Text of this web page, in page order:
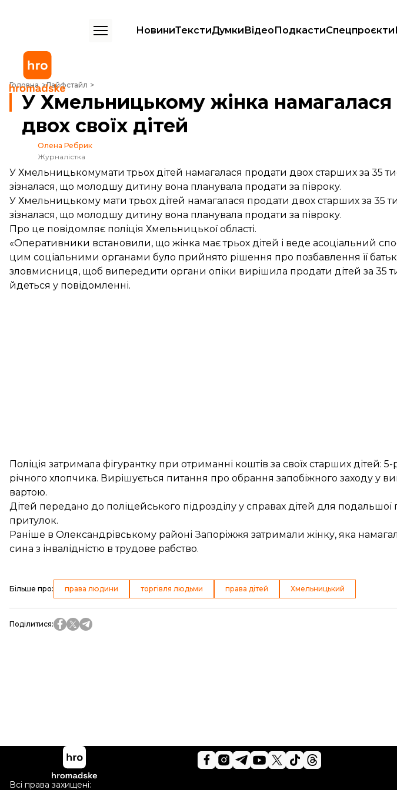
НовиниТекстиДумкиВідеоПодкастиСпецпроєкти
Головна Лайфстайл
У Хмельницькому жінка намагалася продати двох своїх дітей
У Хмельницькому жінка
двох своїх дітей
Олена Ребрик
Журналістка
У Хмельницькомумати трьох дітей намагалася продати двох старших за 35
зізналася, що молодшу дитину вона планувала продати за півроку.
У Хмельницькому мати трьох дітей намагалася продати двох старших за 35
зізналася, що молодшу дитину вона планувала продати за півроку.
Про це повідомляє поліція Хмельницької області.
«Оперативники встановили, що жінка має трьох дітей і веде асоціальний
цим соціальними органами було прийнято рішення про позбавлення її
зловмисниця, щоб випередити органи опіки вирішила продати дітей за 35
йдеться у повідомленні.
Поліція затримала фігурантку при отриманні коштів за своїх старших дітей: 5-
річного хлопчика. Вирішується питання про обрання запобіжного заходу у
вартою.
Дітей передано до поліцейського підрозділу у справах дітей для подальшої
притулок.
Раніше в Олександрівському районі Запоріжжя затримали жінку, яка
сина з інвалідністю в трудове рабство.
Більше про: права людини торгівля людьми права дітей Хмельницький
Поділитися:
Всі права захищені: